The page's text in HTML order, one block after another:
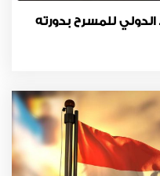
للمسرح بدورته